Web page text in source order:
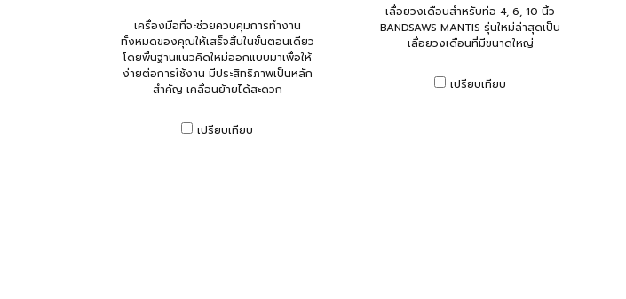
เครื่องมือที่จะช่วยควบคุมการทำงาน
ทั้งหมดของคุณให้เสร็จสิ้นในขั้นตอนเดียว
โดยพื้นฐานแนวคิดใหม่ออกแบบมาเพื่อให้
ง่ายต่อการใช้งาน มีประสิทธิภาพเป็นหลัก
สำคัญ เคลื่อนย้ายได้สะดวก
เปรียบเทียบ
เลื่อยวงเดือนสำหรับท่อ 4, 6, 10 นิ้ว
BANDSAWS MANTIS รุ่นใหม่ล่าสุดเป็น
เลื่อยวงเดือนที่มีขนาดใหญ่
เปรียบเทียบ